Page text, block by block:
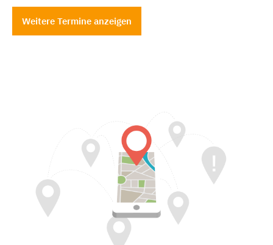
Weitere Termine anzeigen